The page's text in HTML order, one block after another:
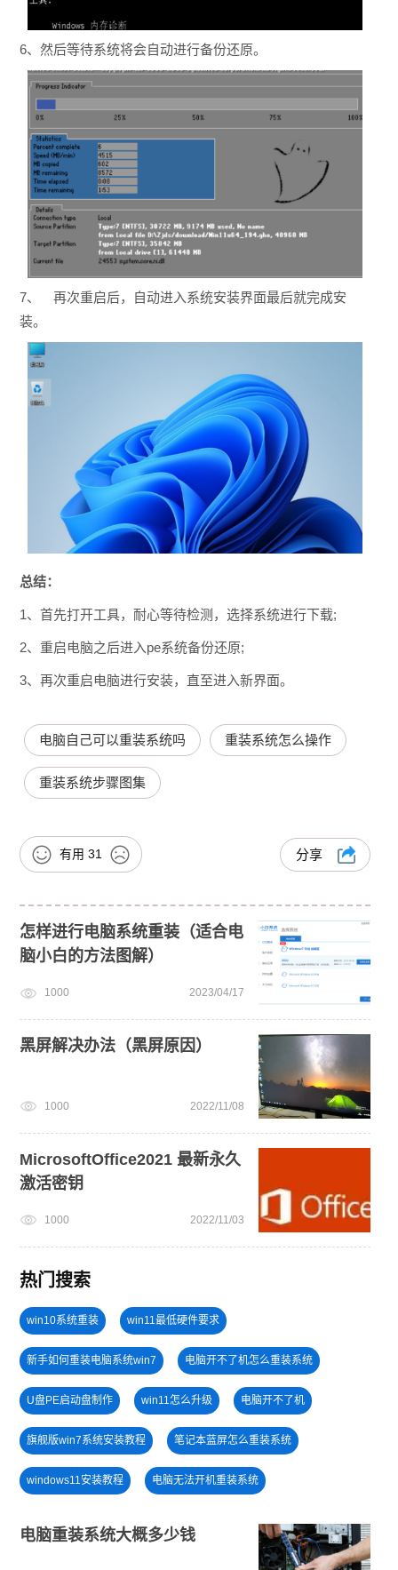
6、然后等待系统将会自动进行备份还原。
7、 再次重启后，自动进入系统安装界面最后就完成安
装。
总结：
1、首先打开工具，耐心等待检测，选择系统进行下载;
2、重启电脑之后进入pe系统备份还原;
3、再次重启电脑进行安装，直至进入新界面。
电脑自己可以重装系统吗 重装系统怎么操作
重装系统步骤图集
有用 31 分享
怎样进行电脑系统重装（适合电
脑小白的方法图解）
1000 2023/04/17
黑屏解决办法（黑屏原因）
1000 2022/11/08
MicrosoftOffice2021 最新永久
激活密钥
1000 2022/11/03
热门搜索
win10系统重装 win11最低硬件要求
新手如何重装电脑系统win7 电脑开不了机怎么重装系统
U盘PE启动盘制作 win11怎么升级 电脑开不了机
旗舰版win7系统安装教程 笔记本蓝屏怎么重装系统
windows11安装教程 电脑无法开机重装系统
win11升级
电脑重装系统大概多少钱